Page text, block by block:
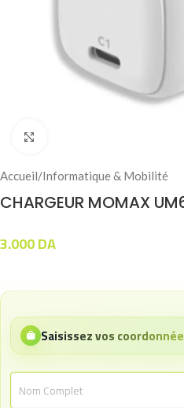
Accueil/Informatique & Mobilité
CHARGEUR MOMAX
3.000DA
Saisissez vos